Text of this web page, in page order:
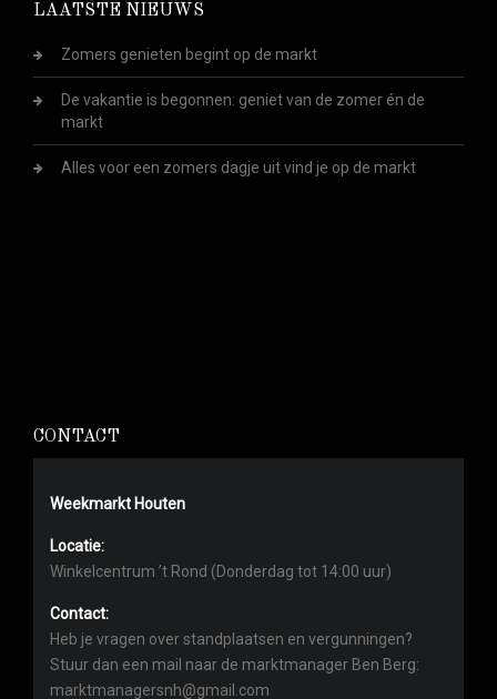
LAATSTE NIEUWS
Zomers genieten begint op de markt
De vakantie is begonnen: geniet van de zomer én de
markt
Alles voor een zomers dagje uit vind je op de markt
CONTACT
Weekmarkt Houten
Locatie:
Winkelcentrum ’t Rond (Donderdag tot 14:00 uur)
Contact:
Heb je vragen over standplaatsen en vergunningen?
Stuur dan een mail naar de marktmanager Ben Berg:
marktmanagersnh@gmail.com